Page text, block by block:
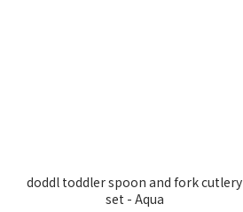
doddl toddler spoon and fork cutlery
set - Aqua